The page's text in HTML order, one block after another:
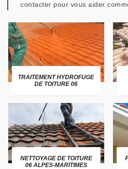
contacter pour vous aider
TRAITEMENT HYDROFUGE
DE TOITURE 06
NETTOYAGE DE TOITURE
06 ALPES-MARITIMES